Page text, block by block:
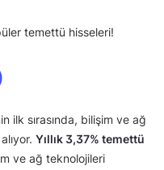
temettü hisseleri!
ilk sırasında, bilişim ve ağ
Yıllık 3,37% temettü
ve ağ teknolojileri